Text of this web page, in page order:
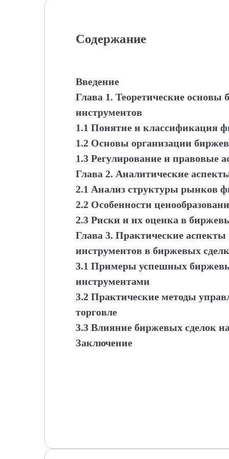
Содержание
Введение
Глава 1. Теоретические
инструментов
1.1 Понятие и классификация
1.2 Основы организации
1.3 Регулирование и правовые
Глава 2. Аналитические
2.1 Анализ структуры рынков
2.2 Особенности
2.3 Риски и их оценка в
Глава 3. Практические
инструментов в биржевых
3.1 Примеры успешных
инструментами
3.2 Практические методы
торговле
3.3 Влияние биржевых сделок
Заключение